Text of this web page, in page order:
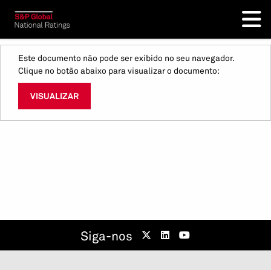
Este documento não pode ser exibido no seu navegador.
Clique no botão abaixo para visualizar o documento:
VISUALIZAR
Siga-nos